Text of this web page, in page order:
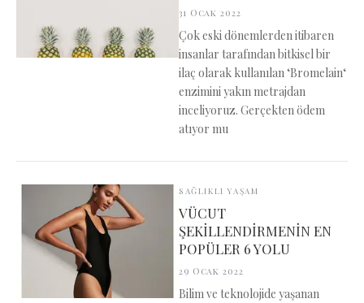
31 Ocak 2022
Çok eski dönemlerden itibaren
insanlar tarafından bitkisel bir
ilaç olarak kullanılan ‘Bromelain‘
enzimini yakın metrajdan
inceliyoruz. Gerçekten ödem
atıyor mu
SAĞLIKLI YAŞAM
VÜCUT
ŞEKİLLENDİRMENİN EN
POPÜLER 6 YOLU
29 Ocak 2022
Bilim ve teknolojide yaşanan